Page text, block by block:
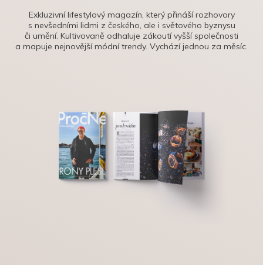
Exkluzivní lifestylový magazín, který přináší rozhovory
s nevšedními lidmi z českého, ale i světového byznysu
či umění. Kultivovaně odhaluje zákoutí vyšší společnosti
a mapuje nejnovější módní trendy. Vychází jednou za měsíc.